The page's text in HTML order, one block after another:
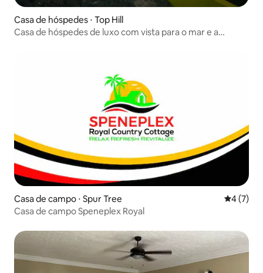
Casa de hóspedes ⋅ Top Hill
Casa de hóspedes de luxo com vista para o mar e a
Casa de campo ⋅ Spur Tree 4 de
4 (7)
Casa de campo Speneplex Royal